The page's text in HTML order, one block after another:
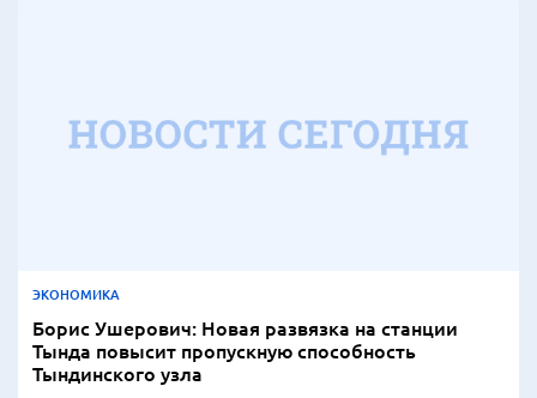
ЭКОНОМИКА
Борис Ушерович: Новая развязка на станции
Тында повысит пропускную способность
Тындинского узла